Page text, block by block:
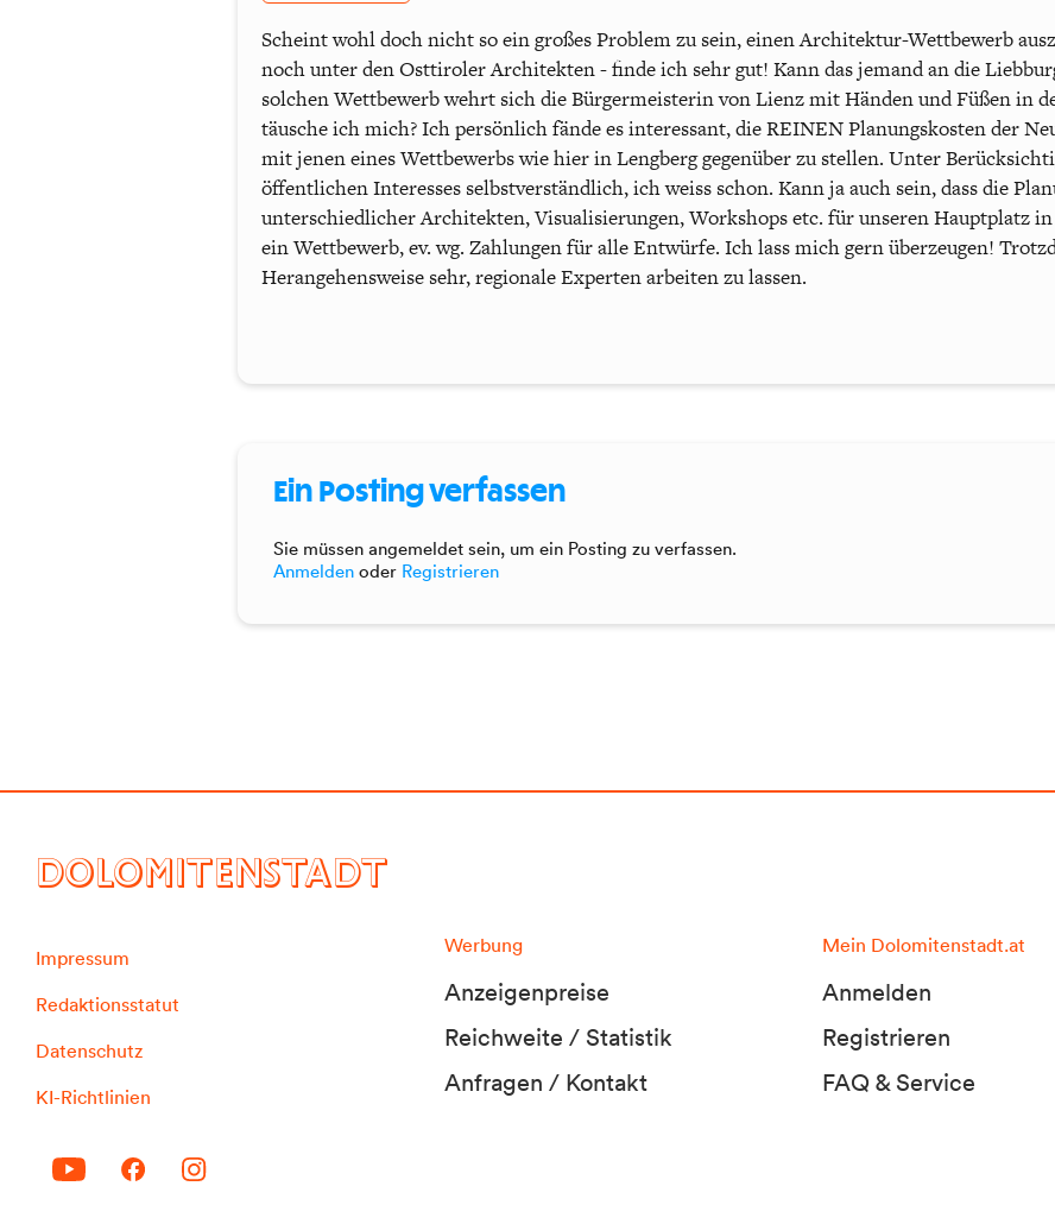
Scheint wohl doch nicht so ein großes Problem zu sein, einen Architektur-Wettbewerb
noch unter den Osttiroler Architekten - finde ich sehr gut! Kann das jemand an die
solchen Wettbewerb wehrt sich die Bürgermeisterin von Lienz mit Händen und Füßen in
täusche ich mich? Ich persönlich fände es interessant, die REINEN Planungskosten der
mit jenen eines Wettbewerbs wie hier in Lengberg gegenüber zu stellen. Unter
öffentlichen Interesses selbstverständlich, ich weiss schon. Kann ja auch sein, dass die
unterschiedlicher Architekten, Visualisierungen, Workshops etc. für unseren Hauptplatz
ein Wettbewerb, ev. wg. Zahlungen für alle Entwürfe. Ich lass mich gern überzeugen!
Herangehensweise sehr, regionale Experten arbeiten zu lassen.
Ein Posting verfassen
Sie müssen angemeldet sein, um ein Posting zu verfassen.
Anmelden oder Registrieren
DOLOMITENSTADT
Impressum
Redaktionsstatut
Datenschutz
KI-Richtlinien
Werbung
Anzeigenpreise
Reichweite / Statistik
Anfragen / Kontakt
Mein Dolomitenstadt.at
Anmelden
Registrieren
FAQ & Service